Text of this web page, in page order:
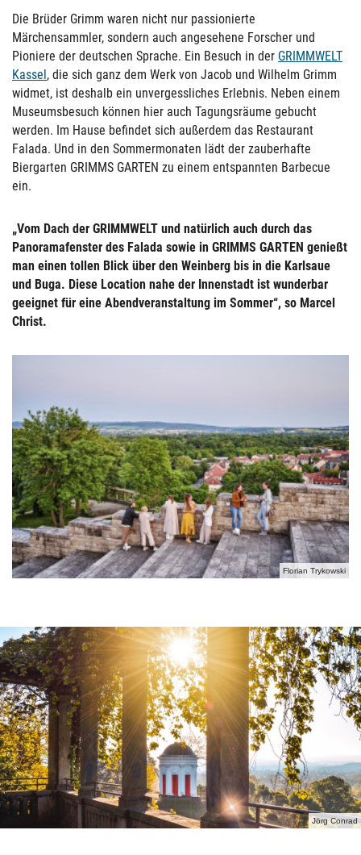
Die Brüder Grimm waren nicht nur passionierte
Märchensammler, sondern auch angesehene Forscher und
Pioniere der deutschen Sprache. Ein Besuch in der GRIMMWELT
Kassel, die sich ganz dem Werk von Jacob und Wilhelm Grimm
widmet, ist deshalb ein unvergessliches Erlebnis. Neben einem
Museumsbesuch können hier auch Tagungsräume gebucht
werden. Im Hause befindet sich außerdem das Restaurant
Falada. Und in den Sommermonaten lädt der zauberhafte
Biergarten GRIMMS GARTEN zu einem entspannten Barbecue
ein.
„Vom Dach der GRIMMWELT und natürlich auch durch das
Panoramafenster des Falada sowie in GRIMMS GARTEN genießt
man einen tollen Blick über den Weinberg bis in die Karlsaue
und Buga. Diese Location nahe der Innenstadt ist wunderbar
geeignet für eine Abendveranstaltung im Sommer“, so Marcel
Christ.
Florian Trykowski
Jörg Conrad